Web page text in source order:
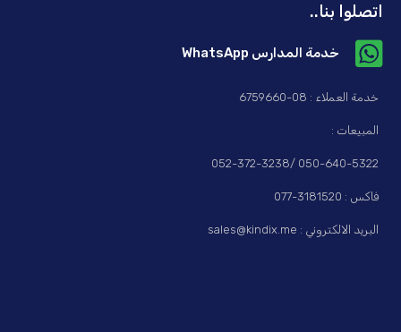
اتصلوا بنا..
خدمة المدارس WhatsApp
خدمة العملاء : 08-6759660
المبيعات :
050-640-5322 /052-372-3238
فاكس : 3181520-077
البريد الالكتروني : sales@kindix.me